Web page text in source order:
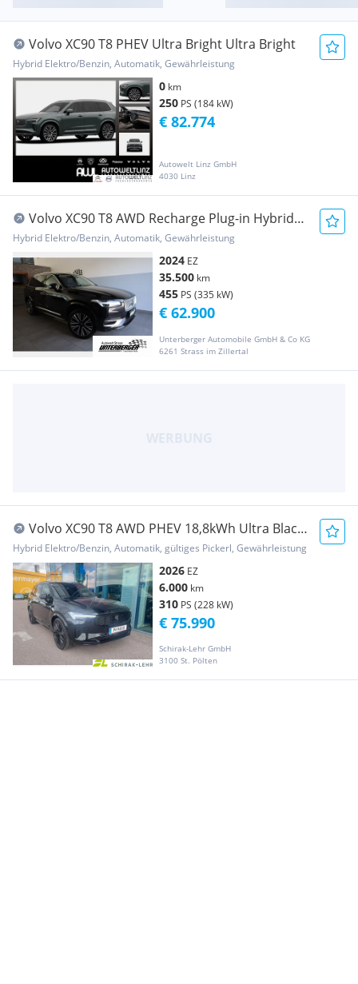
Volvo XC90 T8 PHEV Ultra Bright Ultra Bright
Hybrid Elektro/Benzin, Automatik, Gewährleistung
0 km
250 PS (184 kW)
Autowelt Linz GmbH
4030 Linz
€ 82.774
Volvo XC90 T8 AWD Recharge Plug-in Hybrid
Ultra Brigh...
Hybrid Elektro/Benzin, Automatik, Gewährleistung
2024 EZ
35.500 km
455 PS (335 kW)
Unterberger Automobile GmbH & Co KG
6261 Strass im Zillertal
€ 62.900
Volvo XC90 T8 AWD PHEV 18,8kWh Ultra Black
Edition
Hybrid Elektro/Benzin, Automatik, gültiges Pickerl, Gewährleistung
2026 EZ
6.000 km
310 PS (228 kW)
Schirak-Lehr GmbH
3100 St. Pölten
€ 75.990